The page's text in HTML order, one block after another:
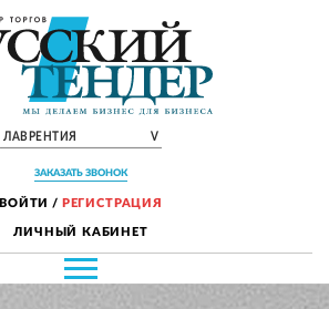
ЛАВРЕНТИЯ V
ЗАКАЗАТЬ ЗВОНОК
ВОЙТИ / РЕГИСТРАЦИЯ
ЛИЧНЫЙ КАБИНЕТ